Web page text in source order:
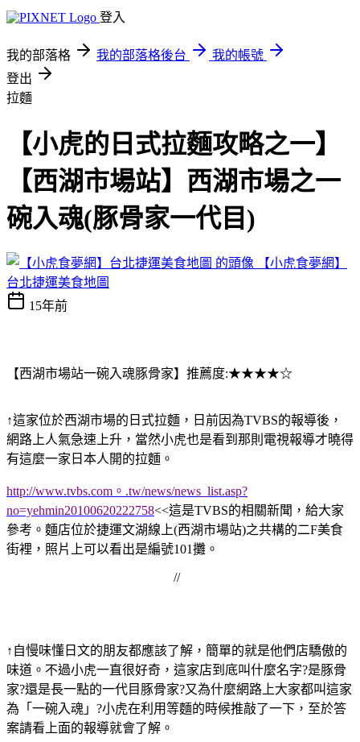
登入
我的部落格 我的部落格後台
我的帳號
登出
拉麵
【小虎的日式拉麵攻略之一】
【西湖市場站】西湖市場之一
碗入魂(豚骨家一代目)
【小虎食夢網】
台北捷運美食地圖
15年前
【西湖市場站一碗入魂豚骨家】推薦度:★★★★☆
↑這家位於西湖市場的日式拉麵，日前因為TVBS的報導後，
網路上人氣急速上升，當然小虎也是看到那則電視報導才曉得
有這麼一家日本人開的拉麵。
http://www.tvbs.com。.tw/news/news_list.asp?
no=yehmin20100620222758<<這是TVBS的相關新聞，給大家
參考。麵店位於捷運文湖線上(西湖市場站)之共構的二F美食
街裡，照片上可以看出是編號101攤。
//
↑自慢味懂日文的朋友都應該了解，簡單的就是他們店驕傲的
味道。不過小虎一直很好奇，這家店到底叫什麼名字?是豚骨
家?還是長一點的一代目豚骨家?又為什麼網路上大家都叫這家
為「一碗入魂」?小虎在利用等麵的時候推敲了一下，至於答
案請看上面的報導就會了解。